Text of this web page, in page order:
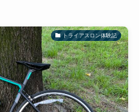
トライアスロン体験記